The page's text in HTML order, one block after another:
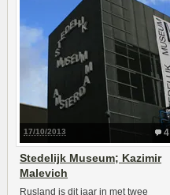
4
17/10/2013
Stedelijk Museum; Kazimir
Malevich
Rusland is dit jaar in met twee